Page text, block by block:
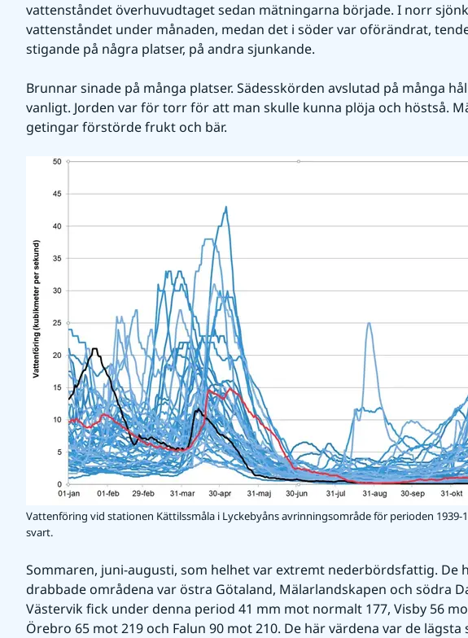
vattenståndet överhuvudtaget sedan mätningarna började. I norr sjönk
vattenståndet under månaden, medan det i söder var oförändrat,
stigande på några platser, på andra sjunkande.
Brunnar sinade på många platser. Sädesskörden avslutad på många
vanligt. Jorden var för torr för att man skulle kunna plöja och höstså.
getingar förstörde frukt och bär.
Vattenföring vid stationen Kättilssmåla i Lyckebyåns avrinningsområde för perioden 1939-
svart.
Sommaren, juni-augusti, som helhet var extremt nederbördsfattig. De
drabbade områdena var östra Götaland, Mälarlandskapen och södra
Västervik fick under denna period 41 mm mot normalt 177, Visby 56
Örebro 65 mot 219 och Falun 90 mot 210. De här värdena var de lägsta